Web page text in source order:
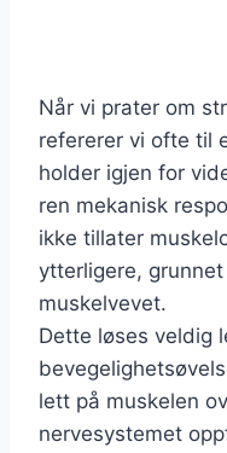
Når vi prater om
refererer vi ofte til
holder igjen for
ren mekanisk
ikke tillater
ytterligere,
muskelvevet.
Dette løses veldig
lett på muskelen
nervesystemet